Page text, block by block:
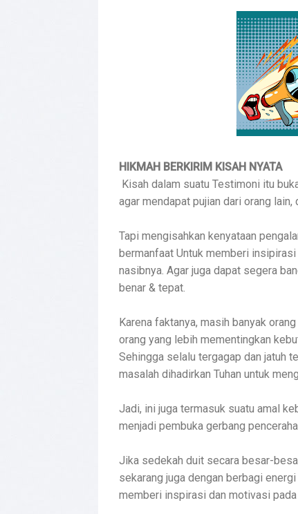
HIKMAH BERKIRIM KISAH NYATA
Kisah dalam suatu Testimoni itu
agar mendapat pujian dari orang lain,
Tapi mengisahkan kenyataan
bermanfaat Untuk memberi
nasibnya. Agar juga dapat segera
benar & tepat.
Karena faktanya, masih banyak
orang yang lebih mementingkan
Sehingga selalu tergagap dan jatuh
masalah dihadirkan Tuhan untuk
Jadi, ini juga termasuk suatu amal
menjadi pembuka gerbang
Jika sedekah duit secara besar-
sekarang juga dengan berbagi
memberi inspirasi dan motivasi pada